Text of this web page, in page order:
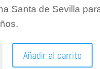
Santa de Sevilla
Añadir al carrito